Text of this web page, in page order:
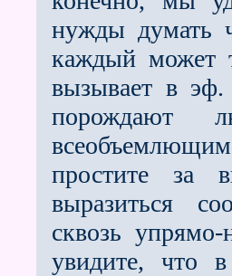
нужды думать
каждый может
вызывает в эф.
порождают
простите за
выразиться
сквозь
увидите, что